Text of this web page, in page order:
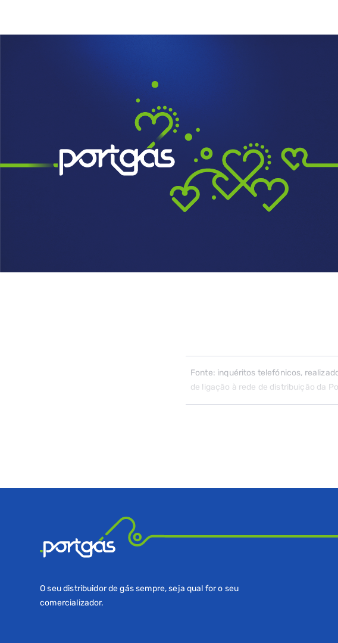
Fonte: inquéritos telefónicos,
de ligação à rede de distribuição da
O seu distribuidor de gás sempre, seja qual for o seu
comercializador.